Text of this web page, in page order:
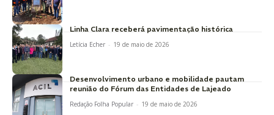
Linha Clara receberá pavimentação histórica
Letícia Echer - 19 de maio de 2026
Desenvolvimento urbano e mobilidade pautam
reunião do Fórum das Entidades de Lajeado
Redação Folha Popular - 19 de maio de 2026